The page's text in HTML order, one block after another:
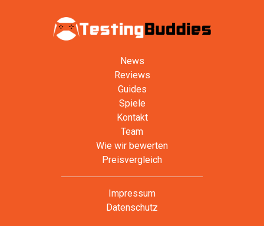
News
Reviews
Guides
Spiele
Kontakt
Team
Wie wir bewerten
Preisvergleich
Impressum
Datenschutz